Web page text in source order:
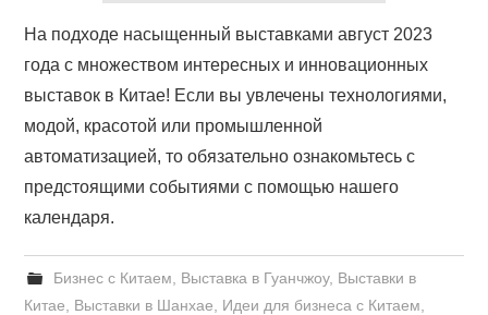
На подходе насыщенный выставками август 2023
года с множеством интересных и инновационных
выставок в Китае! Если вы увлечены технологиями,
модой, красотой или промышленной
автоматизацией, то обязательно ознакомьтесь с
предстоящими событиями с помощью нашего
календаря.
Бизнес с Китаем Выставка в Гуанчжоу, Выставки в
Китае
Выставки в Шанхае Идеи для бизнеса с Китаем